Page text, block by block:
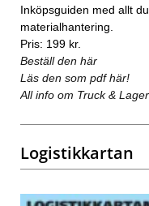
Inköpsguiden med allt
materialhantering.
Pris: 199 kr.
Beställ den här
Läs den som pdf här!
All info om Truck &
Logistikkartan